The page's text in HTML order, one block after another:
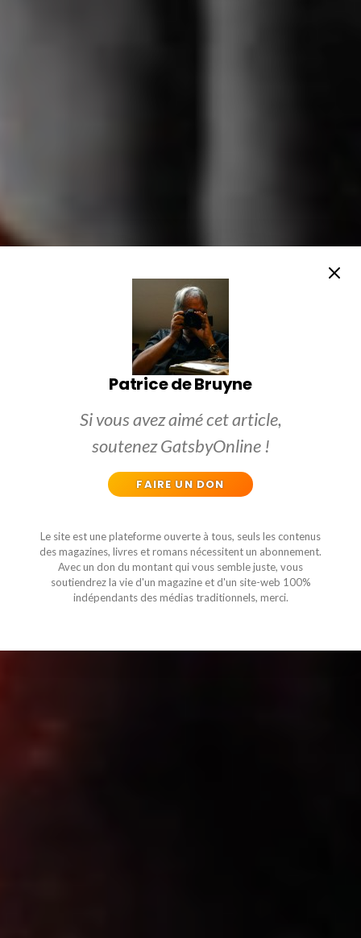
Patrice de Bruyne
Si vous avez aimé cet article,
soutenez GatsbyOnline !
FAIRE UN DON
Le site est une plateforme ouverte à tous, seuls les contenus
des magazines, livres et romans nécessitent un abonnement.
Avec un don du montant qui vous semble juste, vous
soutiendrez la vie d'un magazine et d'un site-web 100%
indépendants des médias traditionnels, merci.